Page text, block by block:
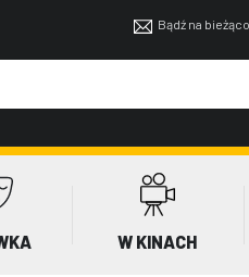
Bądź na
W KINACH